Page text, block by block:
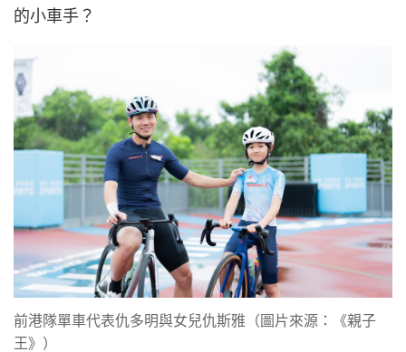
的小車手？
前港隊單車代表仇多明與女兒仇斯雅（圖片來源：《親子
王》）